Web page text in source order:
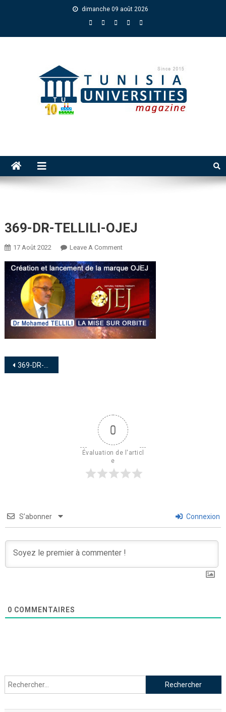
dimanche 09 août 2026
369-DR-TELLILI-OJEJ
17 Août 2022 Leave A Comment
369-DR-TELLILI-OJEJ
0
Évaluation de l'articl
e
S’abonner Connexion
0 COMMENTAIRES